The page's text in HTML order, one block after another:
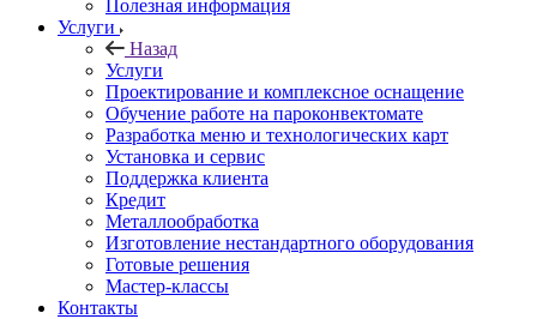
Полезная информация
Услуги
Назад
Услуги
Проектирование и комплексное оснащение
Обучение работе на пароконвектомате
Разработка меню и технологических карт
Установка и сервис
Поддержка клиента
Кредит
Металлообработка
Изготовление нестандартного оборудования
Готовые решения
Мастер-классы
Контакты